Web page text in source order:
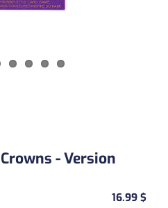
- Version
16.99 $